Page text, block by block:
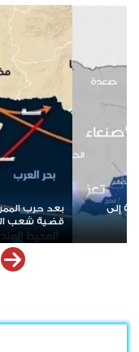
عندما تُباع القضايا